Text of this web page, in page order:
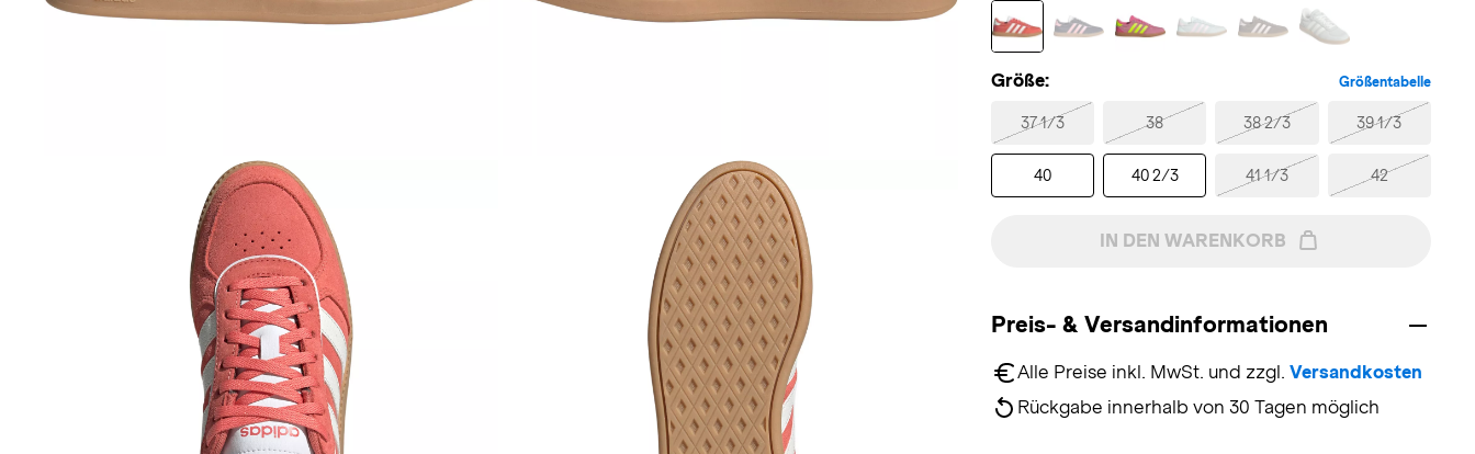
Größe: Größentabelle
37 1/3 38 38 2/3 39 1/3
40 40 2/3 41 1/3 42
IN DEN WARENKORB
Preis- & Versandinformationen
Alle Preise inkl. MwSt. und zzgl. Versandkosten
Rückgabe innerhalb von 30 Tagen möglich